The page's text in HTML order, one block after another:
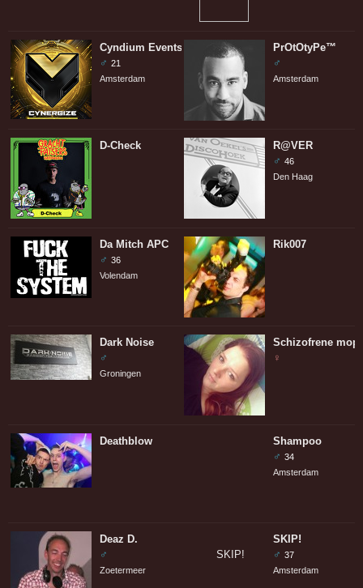
Cyndium Events
♂ 21
Amsterdam
D-Check
Da Mitch APC
♂ 36
Volendam
Dark Noise
♂
Groningen
Deathblow
Deaz D.
♂
Zoetermeer
PrOtOtyPe™
♂
Amsterdam
R@VER
♂ 46
Den Haag
Rik007
Schizofrene
♀
Shampoo
♂ 34
Amsterdam
SKIP!
♂ 37
Amsterdam